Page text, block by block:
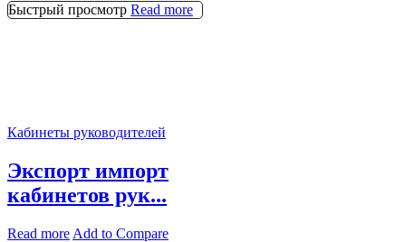
Быстрый просмотр Read more
Кабинеты руководителей
Экспорт импорт
кабинетов рук...
Read more Add to Compare